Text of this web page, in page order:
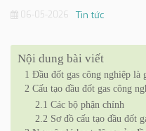
i
t
i
o
06-05-2026 Tin tức
Nội dung bài viết
1 Đầu đốt gas công nghiệp là
2 Cấu tạo đầu đốt gas công
2.1 Các bộ phận chính
2.2 Sơ đồ cấu tạo đầu đốt